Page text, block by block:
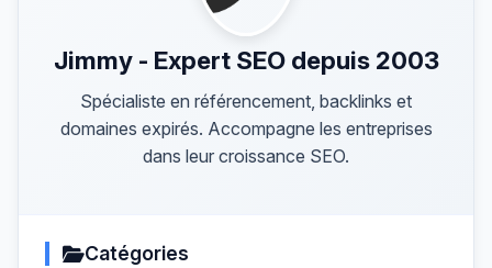
Jimmy - Expert SEO depuis 2003
Spécialiste en référencement, backlinks et
domaines expirés. Accompagne les entreprises
dans leur croissance SEO.
Catégories